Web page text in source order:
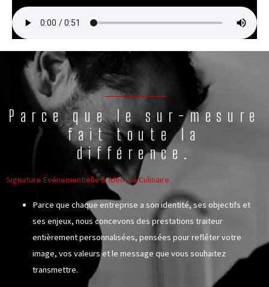
Parce que le sur-mesure
fait toute la
différence.
Signature Événementielle & Identité Culinaire​
Parce que chaque entreprise a son identité, ses objectifs et
ses enjeux, nous concevons des prestations traiteur
entièrement personnalisées, pensées pour refléter votre
image, vos valeurs et le message que vous souhaitez
transmettre.